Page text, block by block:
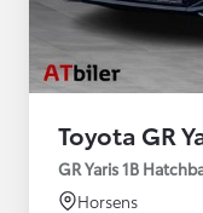
Toyota GR
GR Yaris 1B
Horsens